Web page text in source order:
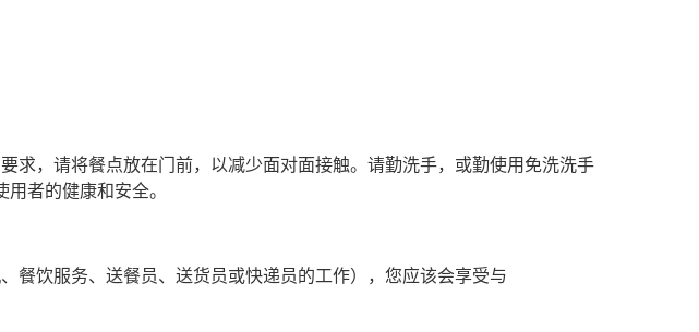
求，请将餐点放在门前，以减少面对面接触。请勤洗手，或勤使用免洗洗手
者的健康和安全。
餐饮服务、送餐员、送货员或快递员的工作），您应该会享受与